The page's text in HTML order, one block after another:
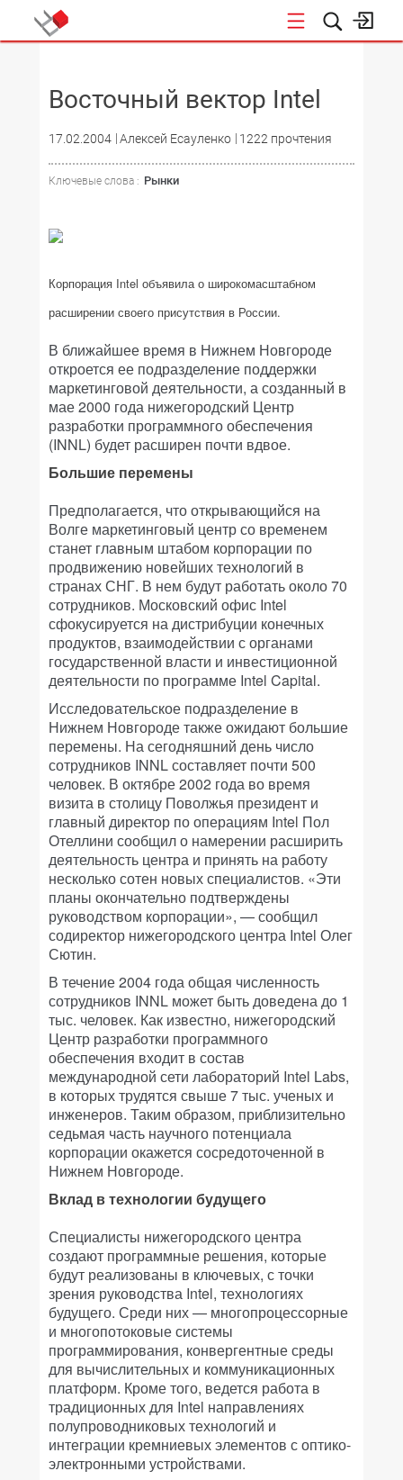
Восточный вектор Intel
17.02.2004 Алексей Есауленко 1222 прочтения
Ключевые слова : Рынки
Корпорация Intel объявила о широкомасштабном
расширении своего присутствия в России.
В ближайшее время в Нижнем Новгороде
откроется ее подразделение поддержки
маркетинговой деятельности, а созданный в
мае 2000 года нижегородский Центр
разработки программного обеспечения
(INNL) будет расширен почти вдвое.
Большие перемены
Предполагается, что открывающийся на
Волге маркетинговый центр со временем
станет главным штабом корпорации по
продвижению новейших технологий в
странах СНГ. В нем будут работать около 70
сотрудников. Московский офис Intel
сфокусируется на дистрибуции конечных
продуктов, взаимодействии с органами
государственной власти и инвестиционной
деятельности по программе Intel Capital.
Исследовательское подразделение в
Нижнем Новгороде также ожидают большие
перемены. На сегодняшний день число
сотрудников INNL составляет почти 500
человек. В октябре 2002 года во время
визита в столицу Поволжья президент и
главный директор по операциям Intel Пол
Отеллини сообщил о намерении расширить
деятельность центра и принять на работу
несколько сотен новых специалистов. «Эти
планы окончательно подтверждены
руководством корпорации», — сообщил
содиректор нижегородского центра Intel Олег
Сютин.
В течение 2004 года общая численность
сотрудников INNL может быть доведена до 1
тыс. человек. Как известно, нижегородский
Центр разработки программного
обеспечения входит в состав
международной сети лабораторий Intel Labs,
в которых трудятся свыше 7 тыс. ученых и
инженеров. Таким образом, приблизительно
седьмая часть научного потенциала
корпорации окажется сосредоточенной в
Нижнем Новгороде.
Вклад в технологии будущего
Специалисты нижегородского центра
создают программные решения, которые
будут реализованы в ключевых, с точки
зрения руководства Intel, технологиях
будущего. Среди них — многопроцессорные
и многопотоковые системы
программирования, конвергентные среды
для вычислительных и коммуникационных
платформ. Кроме того, ведется работа в
традиционных для Intel направлениях
полупроводниковых технологий и
интеграции кремниевых элементов с оптико-
электронными устройствами.